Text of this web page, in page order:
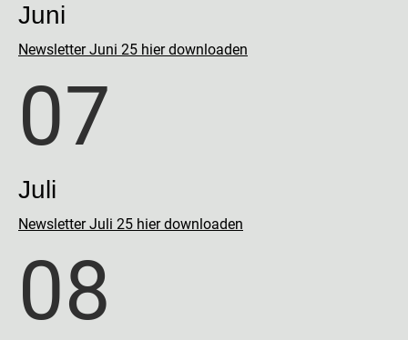
Juni
Newsletter Juni 25 hier downloaden
07
Juli
Newsletter Juli 25 hier downloaden
08